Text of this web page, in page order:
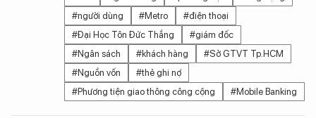
#người dùng
#Metro
#điện thoại
#Đại Học Tôn Đức Thắng
#giám đốc
#Ngân sách
#khách hàng
#Sở GTVT Tp.HCM
#Nguồn vốn
#thẻ ghi nợ
#Phương tiện giao thông công cộng
#Mobile Banking